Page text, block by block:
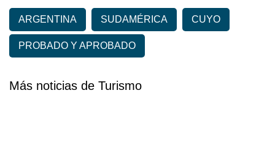
ARGENTINA SUDAMÉRICA CUYO
PROBADO Y APROBADO
Más noticias de Turismo